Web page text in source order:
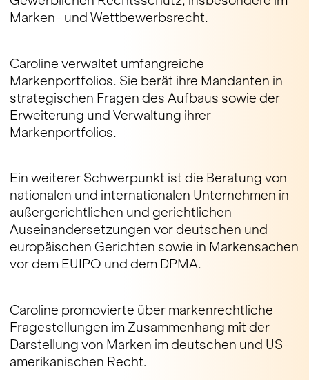
Marken- und Wettbewerbsrecht.
Caroline verwaltet umfangreiche
Markenportfolios. Sie berät ihre Mandanten in
strategischen Fragen des Aufbaus sowie der
Erweiterung und Verwaltung ihrer
Markenportfolios.
Ein weiterer Schwerpunkt ist die Beratung von
nationalen und internationalen Unternehmen in
außergerichtlichen und gerichtlichen
Auseinandersetzungen vor deutschen und
europäischen Gerichten sowie in Markensachen
vor dem EUIPO und dem DPMA.
Caroline promovierte über markenrechtliche
Fragestellungen im Zusammenhang mit der
Darstellung von Marken im deutschen und US-
amerikanischen Recht.